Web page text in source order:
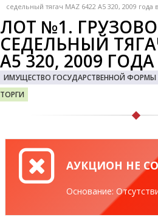
седельный тягач MAZ 6422 A5 320, 2009 года
ЛОТ №1.
СЕДЕЛЬНЫЙ
A5 320, 2009
ИМУЩЕСТВО ГОСУДАРСТВЕННОЙ ФОРМЫ
ТОРГИ
АУКЦИОН НЕ
Основание: